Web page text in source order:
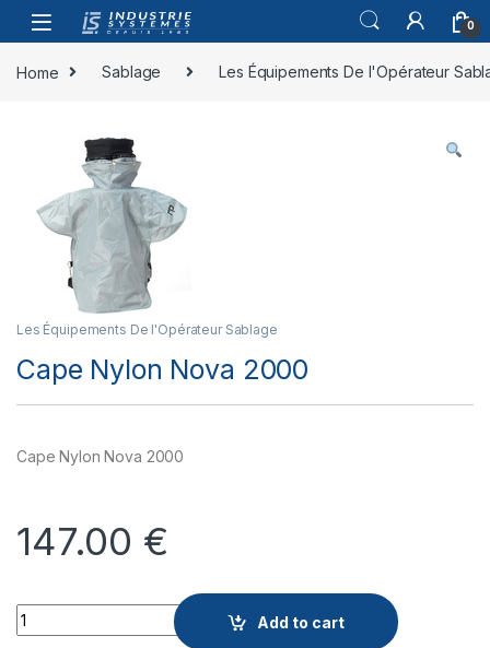
Skip to navigation
Skip to content
0
Home Sablage Les Équipements De l'Opérateur
Les Équipements De l'Opérateur Sablage
Cape Nylon Nova 2000
Cape Nylon Nova 2000
147.00 €
Quantity
Add to cart